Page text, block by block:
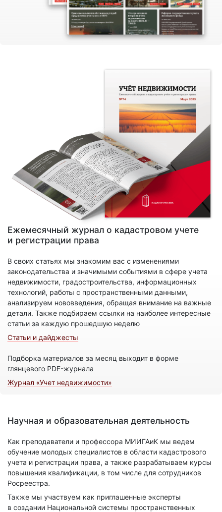
Ежемесячный журнал о кадастровом учете
и регистрации права
В своих статьях мы знакомим вас с изменениями
законодательства и значимыми событиями в сфере учета
недвижимости, градостроительства, информационных
технологий, работы с пространственными данными,
анализируем нововведения, обращая внимание на важные
детали. Также подбираем ссылки на наиболее интересные
статьи за каждую прошедшую неделю
Статьи и дайджесты
Подборка материалов за месяц выходит в форме
глянцевого PDF-журнала
Журнал «Учет недвижимости»
Научная и образовательная деятельность
Как преподаватели и профессора МИИГАиК мы ведем
обучение молодых специалистов в области кадастрового
учета и регистрации права, а также разрабатываем курсы
повышения квалификации, в том числе для сотрудников
Росреестра.
Также мы участвуем как приглашенные эксперты
в создании Национальной системы пространственных